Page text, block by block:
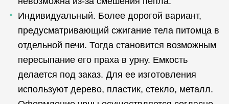
Индивидуальный. Более дорогой вариант,
предусматривающий сжигание тела питомца в
отдельной печи. Тогда становится возможным
пересыпание его праха в урну. Емкость
делается под заказ. Для ее изготовления
используют дерево, пластик, стекло, металл.